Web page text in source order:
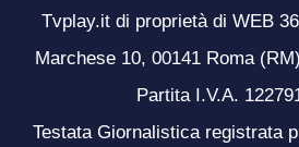
Tvplay.it di proprietà di WEB
Marchese 10, 00141 Roma
Partita I.V.A.
Testata Giornalistica registrata